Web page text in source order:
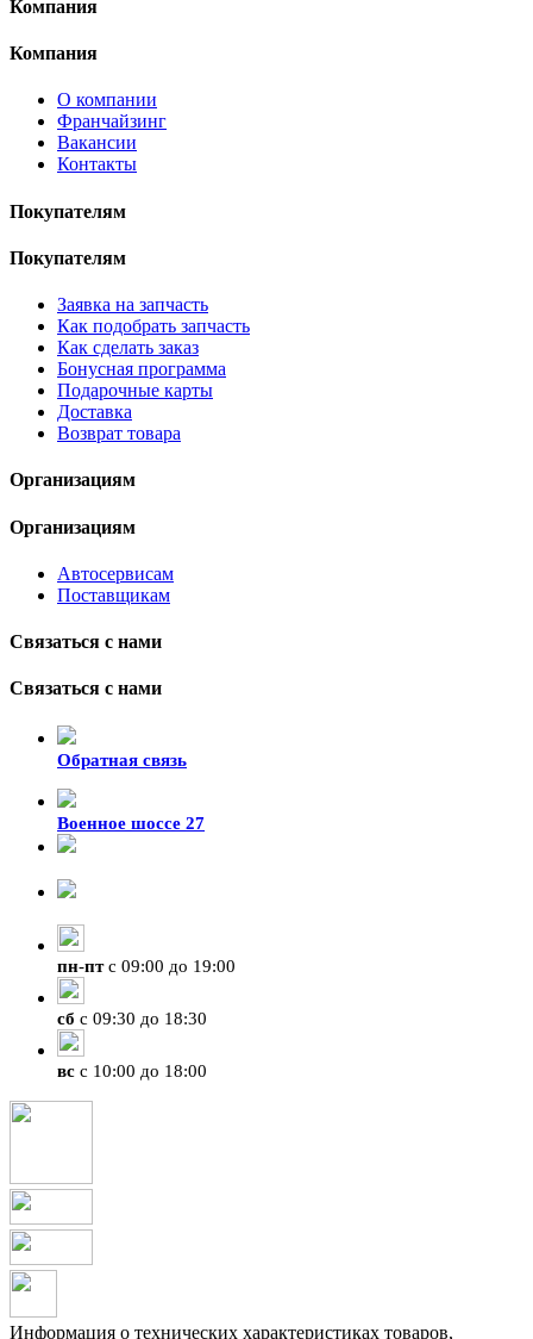
Компания
Компания
О компании
Франчайзинг
Вакансии
Контакты
Покупателям
Покупателям
Заявка на запчасть
Как подобрать запчасть
Как сделать заказ
Бонусная программа
Подарочные карты
Доставка
Возврат товара
Организациям
Организациям
Автосервисам
Поставщикам
Связаться с нами
Связаться с нами
Обратная связь
Военное шоссе 27
пн-птс 09:00 до 19:00
сб с 09:30 до 18:30
вс с 10:00 до 18:00
Информация о технических характеристиках товаров,